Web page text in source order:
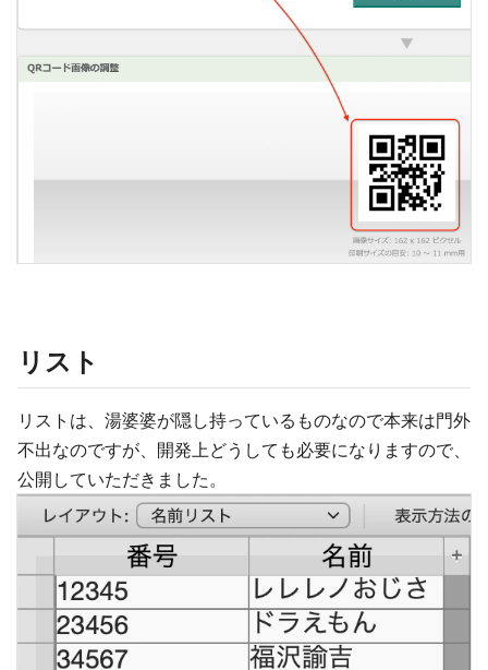
リスト
リストは、湯婆婆が隠し持っているものなので本来は門外
不出なのですが、開発上どうしても必要になりますので、
公開していただきました。